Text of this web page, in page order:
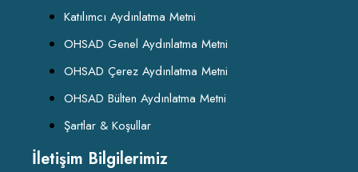
Katılımcı Aydınlatma Metni
OHSAD Genel Aydınlatma Metni
OHSAD Çerez Aydınlatma Metni
OHSAD Bülten Aydınlatma Metni
Şartlar & Koşullar
İletişim Bilgilerimiz